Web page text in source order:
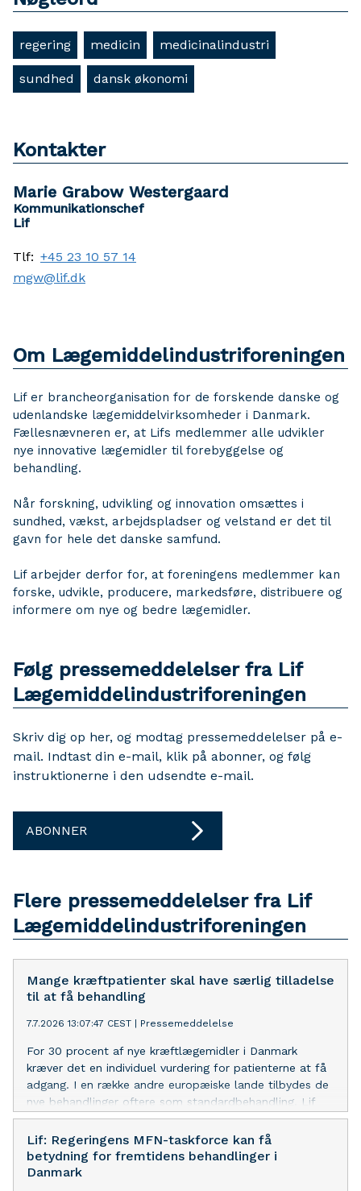
regering medicin medicinalindustri
sundhed dansk økonomi
Kontakter
Marie Grabow Westergaard
Kommunikationschef
Lif
Tlf: +45 23 10 57 14
mgw@lif.dk
Om Lægemiddelindustriforeningen
Lif er brancheorganisation for de forskende danske og
udenlandske lægemiddelvirksomheder i Danmark.
Fællesnævneren er, at Lifs medlemmer alle udvikler
nye innovative lægemidler til forebyggelse og
behandling.
Når forskning, udvikling og innovation omsættes i
sundhed, vækst, arbejdspladser og velstand er det til
gavn for hele det danske samfund.
Lif arbejder derfor for, at foreningens medlemmer kan
forske, udvikle, producere, markedsføre, distribuere og
informere om nye og bedre lægemidler.
Følg pressemeddelelser fra Lif
Lægemiddelindustriforeningen
Skriv dig op her, og modtag pressemeddelelser på e-
mail. Indtast din e-mail, klik på abonner, og følg
instruktionerne i den udsendte e-mail.
ABONNER
Flere pressemeddelelser fra Lif
Lægemiddelindustriforeningen
Mange kræftpatienter skal have særlig tilladelse
til at få behandling
7.7.2026 13:07:47 CEST Pressemeddelelse
For 30 procent af nye kræftlægemidler i Danmark
kræver det en individuel vurdering for patienterne at få
adgang. I en række andre europæiske lande tilbydes de
nye behandlinger oftere som standardbehandling. Lif
efterlyser et ændret fokus i Medicinrådet.
Lif: Regeringens MFN-taskforce kan få
betydning for fremtidens behandlinger i
Danmark